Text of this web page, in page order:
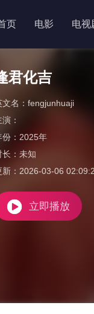
页 电影 电视
君化吉
名： fengjunhuaji
演：
： 2025年
长： 未知
： 2026-03-06
立即播放